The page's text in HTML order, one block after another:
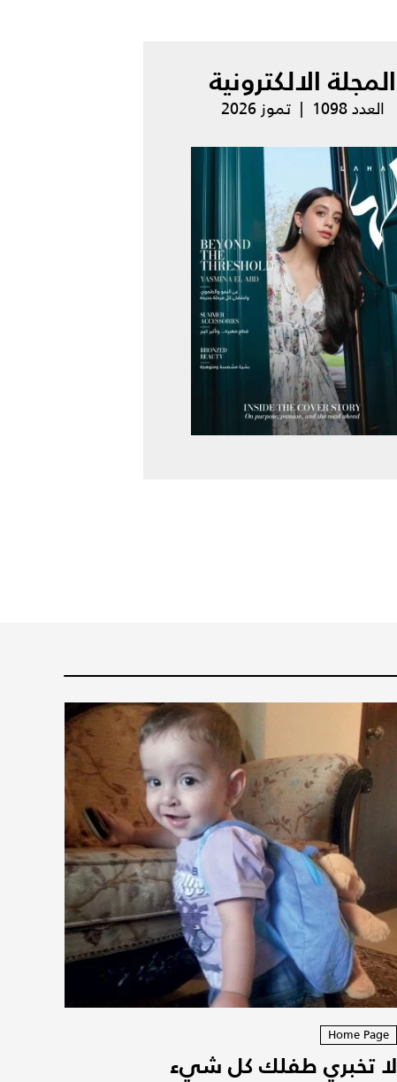
المجلة الالكترونية
العدد 1098 | تموز 2026
Home Page
لا تخبري طفلك كل شيء